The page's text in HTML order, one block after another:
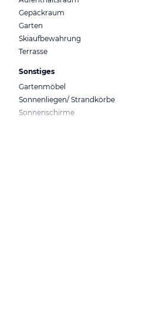
Gepäckraum
Garten
Skiaufbewahrung
Terrasse
Sonstiges
Gartenmöbel
Sonnenliegen/ Strandkörbe
Sonnenschirme